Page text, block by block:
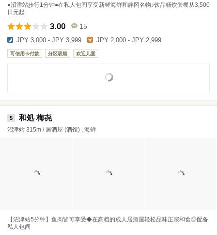
●沼津站步行1分钟●在私人包间享受新鲜海鲜和静冈名物♪饮品畅饮套餐从3,500
日元起
3.00 15
JPY 3,000 - JPY 3,999 JPY 2,000 - JPY 2,999
可信用卡付款 分区吸烟 欢迎儿童
5 和処 梅㐂
沼津站 315m / 居酒屋 (酒馆) , 海鲜
【沼津站5分钟】鱼肉皆可享受◆在高档的成人居酒屋轻松品味正宗和食◎配备
私人包间